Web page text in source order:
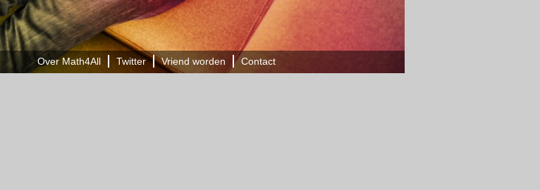
Over Math4All Twitter Vriend worden Contact